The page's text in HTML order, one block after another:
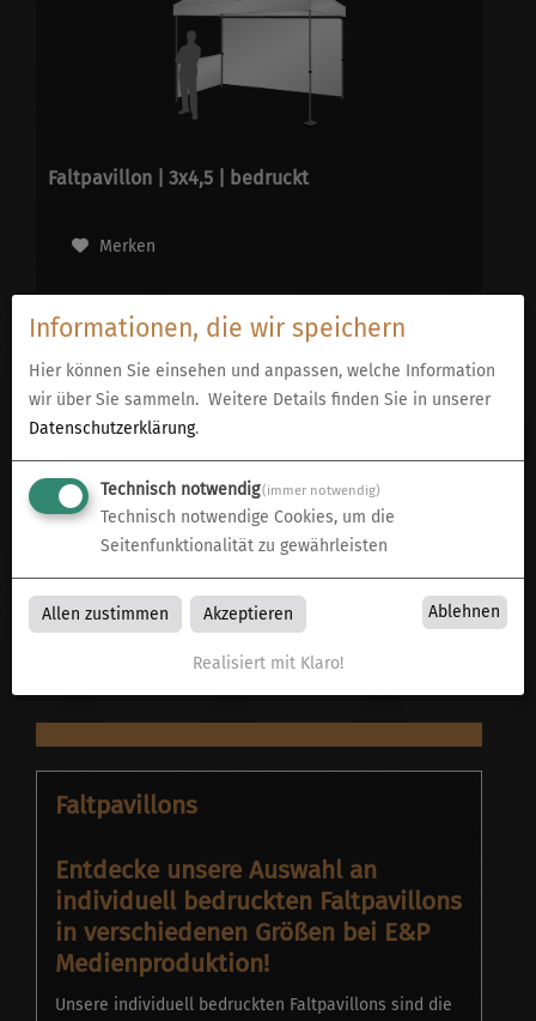
Faltpavillon | 3x4,5 | bedruckt
Merken
Faltpavillon | 3x6 | bedruckt
Merken
Faltpavillons
Entdecke unsere Auswahl an
individuell bedruckten Faltpavillons
in verschiedenen Größen bei E&P
Medienproduktion!
Unsere individuell bedruckten Faltpavillons sind die
Informationen, die wir speichern
Hier können Sie einsehen und anpassen, welche Information
wir über Sie sammeln. Weitere Details finden Sie in unserer
Datenschutzerklärung.
Technisch notwendig(immer notwendig)
Technisch notwendige Cookies, um die
Seitenfunktionalität zu gewährleisten
Allen zustimmen Akzeptieren Ablehnen
Realisiert mit Klaro!